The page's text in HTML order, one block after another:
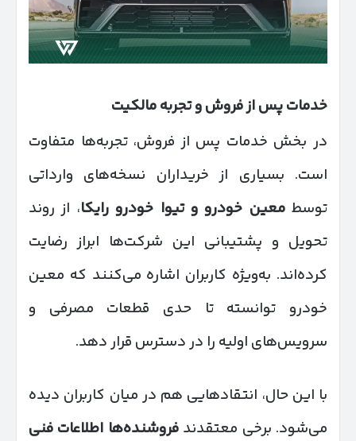
خدمات پس از فروش و تجربه مالکیت
در بخش خدمات پس از فروش، تجربه‌ها متفاوت
است. بسیاری از خریداران نسخه‌های وارداتی
توسطمعین خودرو و تیوا خودرو رایکا، از روند
تحویل و پشتیبانی این شرکت‌ها ابراز رضایت
کرده‌اند. به‌ویژه کاربران اشاره می‌کنند که معین
خودرو توانسته تا حدی قطعات مصرفی و
سرویس‌های اولیه را در دسترس قرار دهد.
با این حال، انتقادهایی هم در میان کاربران دیده
می‌شود. برخی معتقدندفروشنده‌ها اطلاعات فنی